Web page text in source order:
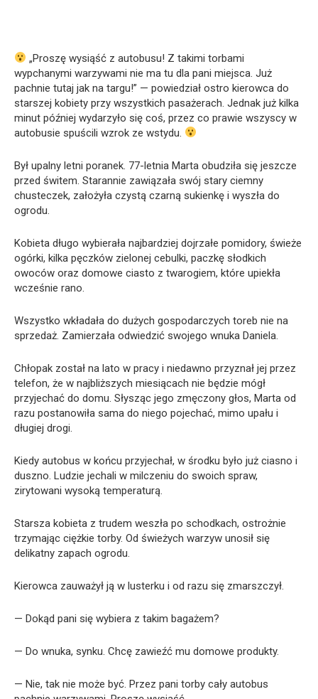
„Proszę wysiąść z autobusu! Z takimi torbami
wypchanymi warzywami nie ma tu dla pani miejsca. Już
pachnie tutaj jak na targu!” — powiedział ostro kierowca do
starszej kobiety przy wszystkich pasażerach. Jednak już kilka
minut później wydarzyło się coś, przez co prawie wszyscy w
autobusie spuścili wzrok ze wstydu.
Był upalny letni poranek. 77-letnia Marta obudziła się jeszcze
przed świtem. Starannie zawiązała swój stary ciemny
chusteczek, założyła czystą czarną sukienkę i wyszła do
ogrodu.
Kobieta długo wybierała najbardziej dojrzałe pomidory, świeże
ogórki, kilka pęczków zielonej cebulki, paczkę słodkich
owoców oraz domowe ciasto z twarogiem, które upiekła
wcześnie rano.
Wszystko wkładała do dużych gospodarczych toreb nie na
sprzedaż. Zamierzała odwiedzić swojego wnuka Daniela.
Chłopak został na lato w pracy i niedawno przyznał jej przez
telefon, że w najbliższych miesiącach nie będzie mógł
przyjechać do domu. Słysząc jego zmęczony głos, Marta od
razu postanowiła sama do niego pojechać, mimo upału i
długiej drogi.
Kiedy autobus w końcu przyjechał, w środku było już ciasno i
duszno. Ludzie jechali w milczeniu do swoich spraw,
zirytowani wysoką temperaturą.
Starsza kobieta z trudem weszła po schodkach, ostrożnie
trzymając ciężkie torby. Od świeżych warzyw unosił się
delikatny zapach ogrodu.
Kierowca zauważył ją w lusterku i od razu się zmarszczył.
— Dokąd pani się wybiera z takim bagażem?
— Do wnuka, synku. Chcę zawieźć mu domowe produkty.
— Nie, tak nie może być. Przez pani torby cały autobus